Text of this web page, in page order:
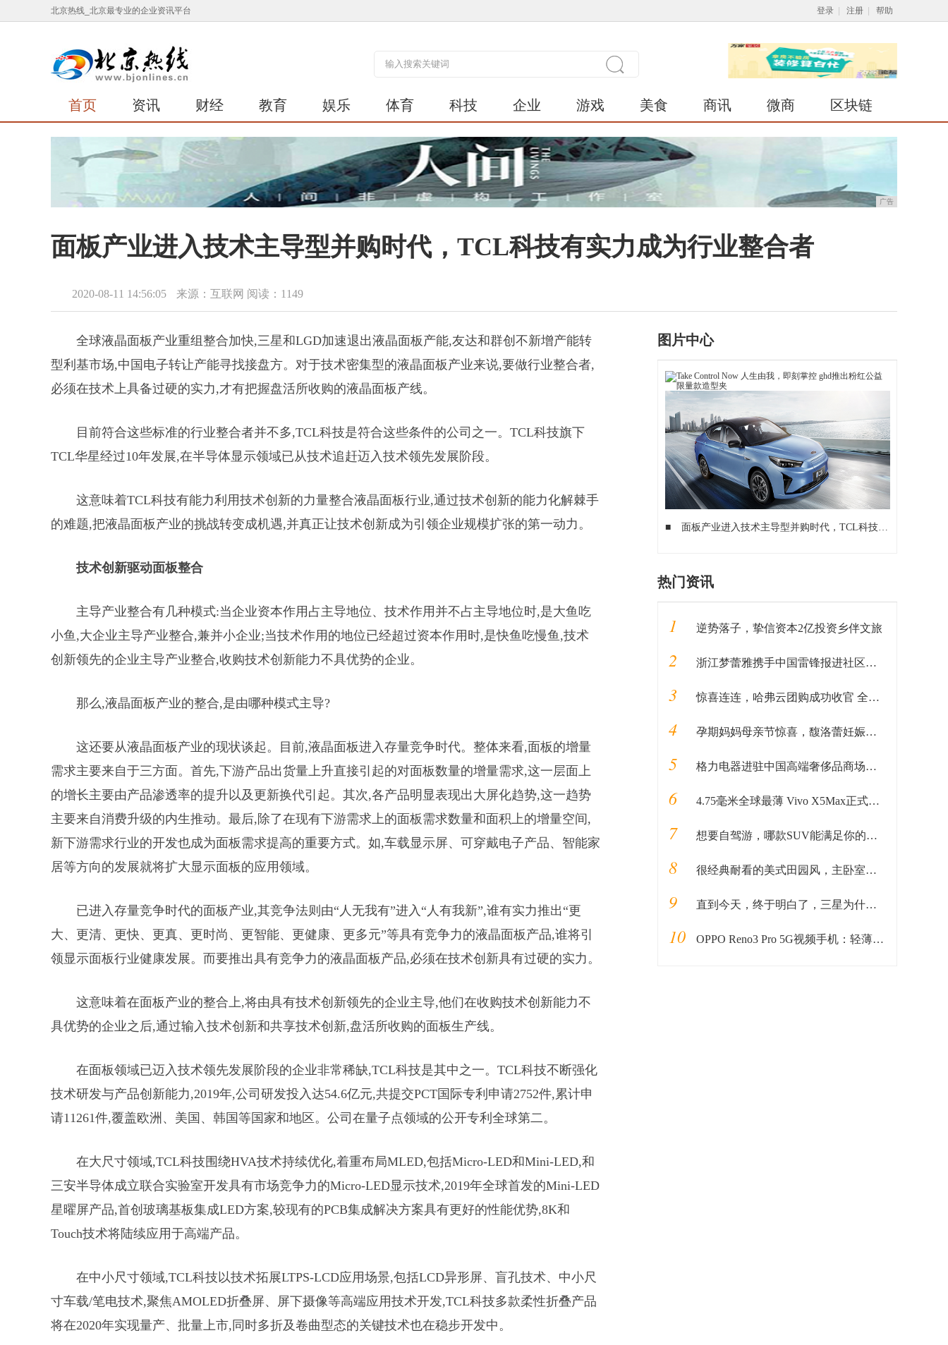
北京热线_北京最专业的企业资讯平台 登录 注册 帮助
首页 资讯 财经 教育 娱乐 体育 科技 企业 游戏 美食 商讯 微商 区块链
广告
面板产业进入技术主导型并购时代，TCL科技有实力成为行业整合者
2020-08-11 14:56:05 来源：互联网 阅读：1149
全球液晶面板产业重组整合加快,三星和LGD加速退出液晶面板产能,友达和群创不新增产能转
型利基市场,中国电子转让产能寻找接盘方。对于技术密集型的液晶面板产业来说,要做行业整合者,
必须在技术上具备过硬的实力,才有把握盘活所收购的液晶面板产线。
目前符合这些标准的行业整合者并不多,TCL科技是符合这些条件的公司之一。TCL科技旗下
TCL华星经过10年发展,在半导体显示领域已从技术追赶迈入技术领先发展阶段。
这意味着TCL科技有能力利用技术创新的力量整合液晶面板行业,通过技术创新的能力化解棘手
的难题,把液晶面板产业的挑战转变成机遇,并真正让技术创新成为引领企业规模扩张的第一动力。
技术创新驱动面板整合
主导产业整合有几种模式:当企业资本作用占主导地位、技术作用并不占主导地位时,是大鱼吃
小鱼,大企业主导产业整合,兼并小企业;当技术作用的地位已经超过资本作用时,是快鱼吃慢鱼,技术
创新领先的企业主导产业整合,收购技术创新能力不具优势的企业。
那么,液晶面板产业的整合,是由哪种模式主导?
这还要从液晶面板产业的现状谈起。目前,液晶面板进入存量竞争时代。整体来看,面板的增量
需求主要来自于三方面。首先,下游产品出货量上升直接引起的对面板数量的增量需求,这一层面上
的增长主要由产品渗透率的提升以及更新换代引起。其次,各产品明显表现出大屏化趋势,这一趋势
主要来自消费升级的内生推动。最后,除了在现有下游需求上的面板需求数量和面积上的增量空间,
新下游需求行业的开发也成为面板需求提高的重要方式。如,车载显示屏、可穿戴电子产品、智能家
居等方向的发展就将扩大显示面板的应用领域。
已进入存量竞争时代的面板产业,其竞争法则由“人无我有”进入“人有我新”,谁有实力推出“更
大、更清、更快、更真、更时尚、更智能、更健康、更多元”等具有竞争力的液晶面板产品,谁将引
领显示面板行业健康发展。而要推出具有竞争力的液晶面板产品,必须在技术创新具有过硬的实力。
这意味着在面板产业的整合上,将由具有技术创新领先的企业主导,他们在收购技术创新能力不
具优势的企业之后,通过输入技术创新和共享技术创新,盘活所收购的面板生产线。
在面板领域已迈入技术领先发展阶段的企业非常稀缺,TCL科技是其中之一。TCL科技不断强化
技术研发与产品创新能力,2019年,公司研发投入达54.6亿元,共提交PCT国际专利申请2752件,累计申
请11261件,覆盖欧洲、美国、韩国等国家和地区。公司在量子点领域的公开专利全球第二。
在大尺寸领域,TCL科技围绕HVA技术持续优化,着重布局MLED,包括Micro-LED和Mini-LED,和
三安半导体成立联合实验室开发具有市场竞争力的Micro-LED显示技术,2019年全球首发的Mini-LED
星曜屏产品,首创玻璃基板集成LED方案,较现有的PCB集成解决方案具有更好的性能优势,8K和
Touch技术将陆续应用于高端产品。
在中小尺寸领域,TCL科技以技术拓展LTPS-LCD应用场景,包括LCD异形屏、盲孔技术、中小尺
寸车载/笔电技术,聚焦AMOLED折叠屏、屏下摄像等高端应用技术开发,TCL科技多款柔性折叠产品
将在2020年实现量产、批量上市,同时多折及卷曲型态的关键技术也在稳步开发中。
图片中心
■ 面板产业进入技术主导型并购时代，TCL科技有实力成为行业整合者
热门资讯
1 逆势落子，挚信资本2亿投资乡伴文旅
2 浙江梦蕾雅携手中国雷锋报进社区公益活动
3 惊喜连连，哈弗云团购成功收官 全民掘金计划接踵而至
4 孕期妈妈母亲节惊喜，馥洛蕾妊娠纹活动套餐登人气畅销榜
5 格力电器进驻中国高端奢侈品商场北京SKP，成SKP国产家电第一品牌
6 4.75毫米全球最薄 Vivo X5Max正式发布
7 想要自驾游，哪款SUV能满足你的所有预期？
8 很经典耐看的美式田园风，主卧室的床很好看，102平米三房设计
9 直到今天，终于明白了，三星为什么不首发6400万像素手机？
10 OPPO Reno3 Pro 5G视频手机：轻薄高颜值，视频拍摄更是亮点